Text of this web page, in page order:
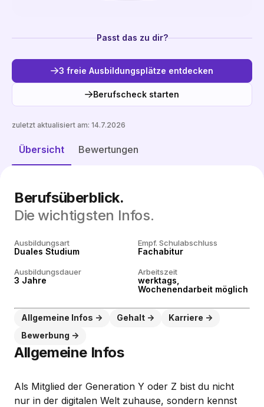
Passt das zu dir?
3 freie Ausbildungsplätze entdecken
Berufscheck starten
Übersicht Bewertungen
zuletzt aktualisiert am: 14.7.2026
Berufsüberblick.
Die wichtigsten Infos.
Ausbildungsart
Duales Studium
Empf. Schulabschluss
Fachabitur
Ausbildungsdauer
3 Jahre
Arbeitszeit
werktags,
Wochenendarbeit möglich
Allgemeine Infos Gehalt
Karriere
Bewerbung
Allgemeine Infos
Als Mitglied der Generation Y oder Z bist du nicht
nur in der digitalen Welt zuhause, sondern kennst